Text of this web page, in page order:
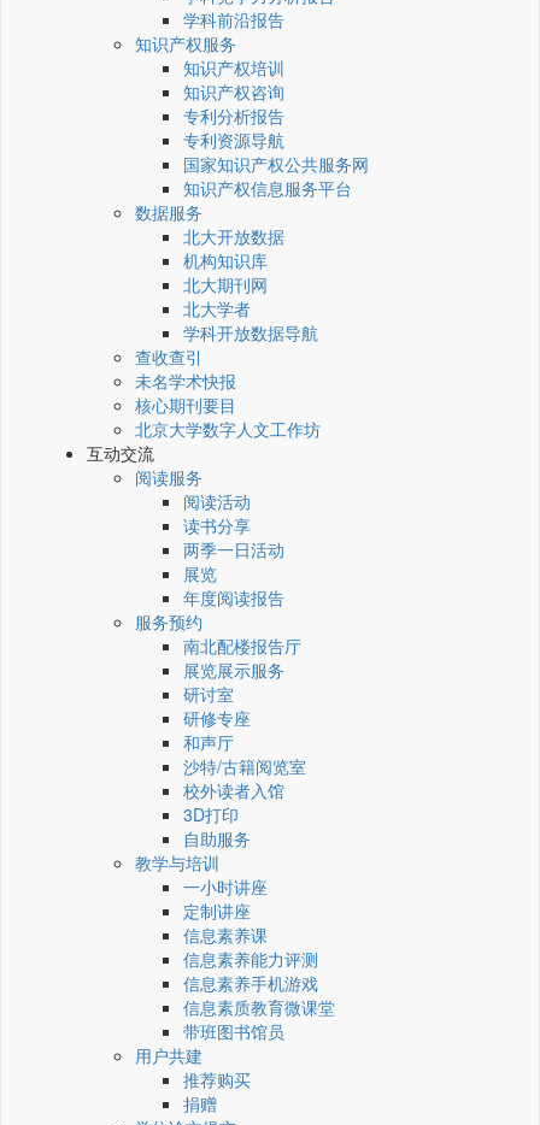
学科前沿报告
知识产权服务
知识产权培训
知识产权咨询
专利分析报告
专利资源导航
国家知识产权公共服务网
知识产权信息服务平台
数据服务
北大开放数据
机构知识库
北大期刊网
北大学者
学科开放数据导航
查收查引
未名学术快报
核心期刊要目
北京大学数字人文工作坊
互动交流
阅读服务
阅读活动
读书分享
两季一日活动
展览
年度阅读报告
服务预约
南北配楼报告厅
展览展示服务
研讨室
研修专座
和声厅
沙特/古籍阅览室
校外读者入馆
3D打印
自助服务
教学与培训
一小时讲座
定制讲座
信息素养课
信息素养能力评测
信息素养手机游戏
信息素质教育微课堂
带班图书馆员
用户共建
推荐购买
捐赠